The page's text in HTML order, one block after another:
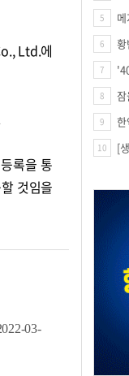
Ltd.에
록을 통
것임을
03-
5
6
7
8
9
10